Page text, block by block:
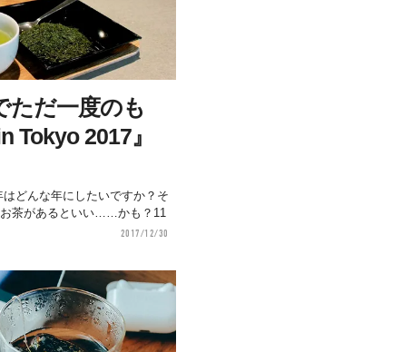
ただ一度のも
Tokyo 2017』
どんな年にしたいですか？そ
茶があるといい……かも？11
2017/12/30